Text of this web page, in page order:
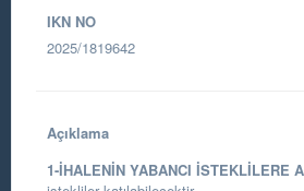
IKN NO
2025/1819642
Açıklama
1-İHALENİN YABANCI İSTEKLİLERE